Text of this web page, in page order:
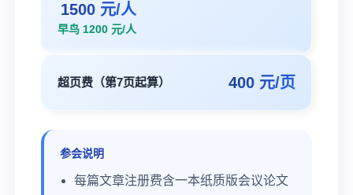
1500 元/人
早鸟 1200 元/人
超页费（第7页起算） 400 元/页
参会说明
每篇文章注册费含一本纸质版会议论文